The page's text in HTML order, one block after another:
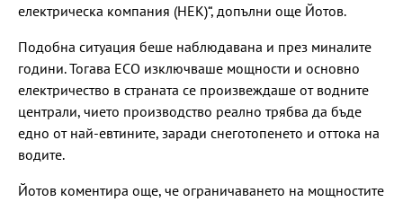
електрическа компания (НЕК)“, допълни още Йотов.
Подобна ситуация беше наблюдавана и през миналите
години. Тогава ЕСО изключваше мощности и основно
електричество в страната се произвеждаше от водните
централи, чието производство реално трябва да бъде
едно от най-евтините, заради снеготопенето и оттока на
водите.
Йотов коментира още, че ограничаването на мощностите